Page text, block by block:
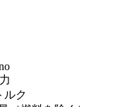
ルク